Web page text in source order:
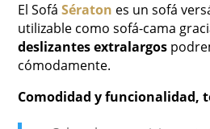
El SofáSératon es un sofá
utilizable como sofá-cama
deslizantes extralargos
cómodamente.
Comodidad y funcionalidad,